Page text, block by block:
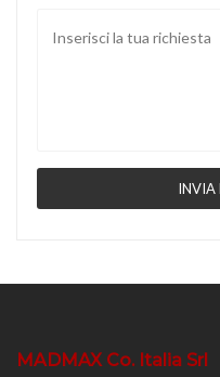
MADMAX Co. Italia Srl